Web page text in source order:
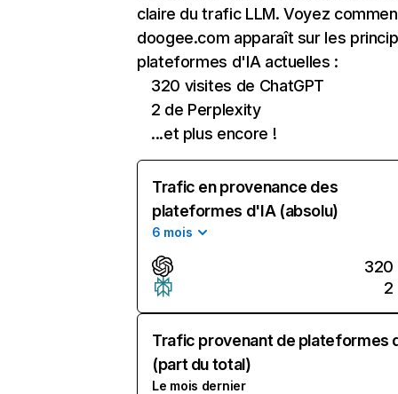
claire du trafic LLM. Voyez
doogee.com apparaît sur les
plateformes d'IA actuelles :
320 visites de ChatGPT
2 de Perplexity
...et plus encore !
Trafic en provenance des
plateformes d'IA (absolu)
6 mois
320
2
Trafic provenant de plateformes
(part du total)
Le mois dernier